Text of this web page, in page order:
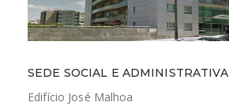
SEDE SOCIAL E ADMINISTRATIVA
Edifício José Malhoa